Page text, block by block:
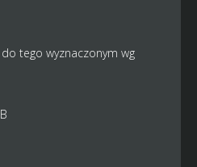
tego wyznaczonym wg